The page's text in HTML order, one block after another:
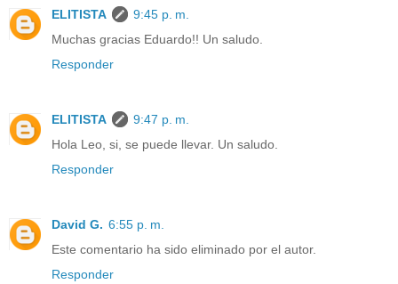
ELITISTA
9:45 p. m.
Muchas gracias Eduardo!! Un saludo.
Responder
ELITISTA
9:47 p. m.
Hola Leo, si, se puede llevar. Un saludo.
Responder
David G. 6:55 p. m.
Este comentario ha sido eliminado por el autor.
Responder